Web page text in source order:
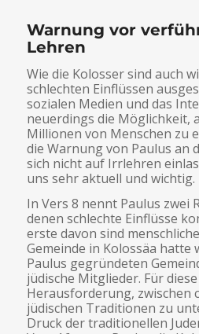
Warnung vor
Lehren
Wie die Kolosser sind auch
schlechten Einflüssen
sozialen Medien und das
neuerdings die Möglichkeit,
Millionen von Menschen zu
die Warnung von Paulus an
sich nicht auf Irrlehren
uns sehr aktuell und wichtig.
In Vers 8 nennt Paulus zwei
denen schlechte Einflüsse
erste davon sind
Gemeinde in Kolossäa hatte
Paulus gegründeten
jüdische Mitglieder. Für
Herausforderung, zwischen
jüdischen Traditionen zu
Druck der traditionellen